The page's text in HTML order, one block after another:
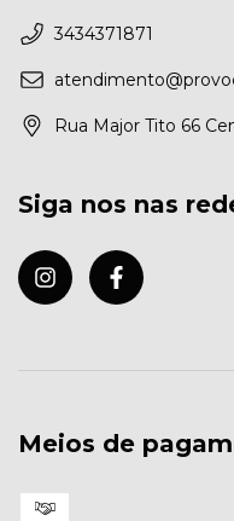
3434371871
Rua Major Tito 66
Siga nos nas
Meios de